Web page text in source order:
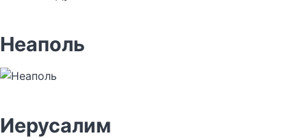
Неаполь
Иерусалим